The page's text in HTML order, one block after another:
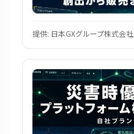
提供: 日本GXグループ株式会社